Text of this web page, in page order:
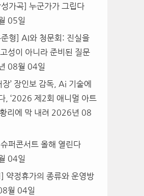
성가곡] 누군가가 그립다
05일
준형] AI와 청문회: 진실을
성이 아니라 준비된 질문
08월 04일
’ 장인보 감독, Ai 기술에
, ‘2026 제2회 애니멀 아트
리에 막 내려 2026년 08
퍼콘서트 올해 열린다
04일
] 약정휴가의 종류와 운영방
월 04일